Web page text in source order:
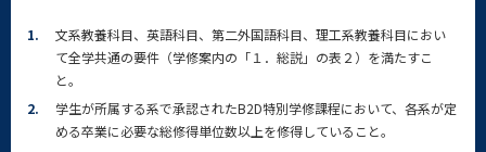
1.
文系教養科目、英語科目、第二外国語科目、理工系教養科目におい
て全学共通の要件（学修案内の「１．総説」の表２）を満たすこ
と。
2.
学生が所属する系で承認されたB2D特別学修課程において、各系が定
める卒業に必要な総修得単位数以上を修得していること。